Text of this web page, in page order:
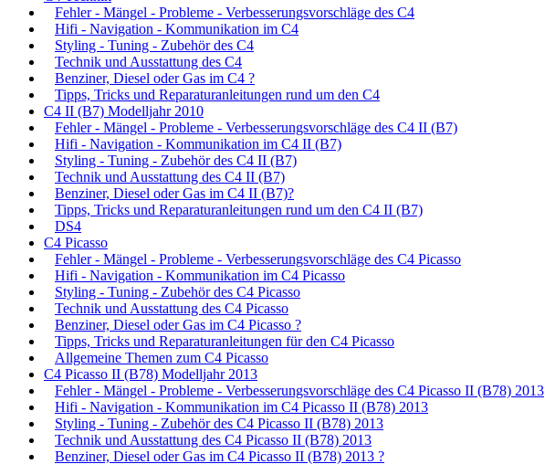
Fehler - Mängel - Probleme - Verbesserungsvorschläge des C4
Hifi - Navigation - Kommunikation im C4
Styling - Tuning - Zubehör des C4
Technik und Ausstattung des C4
Benziner, Diesel oder Gas im C4 ?
Tipps, Tricks und Reparaturanleitungen rund um den C4
C4 II (B7) Modelljahr 2010
Fehler - Mängel - Probleme - Verbesserungsvorschläge des C4 II (B7)
Hifi - Navigation - Kommunikation im C4 II (B7)
Styling - Tuning - Zubehör des C4 II (B7)
Technik und Ausstattung des C4 II (B7)
Benziner, Diesel oder Gas im C4 II (B7)?
Tipps, Tricks und Reparaturanleitungen rund um den C4 II (B7)
DS4
C4 Picasso
Fehler - Mängel - Probleme - Verbesserungsvorschläge des C4 Picasso
Hifi - Navigation - Kommunikation im C4 Picasso
Styling - Tuning - Zubehör des C4 Picasso
Technik und Ausstattung des C4 Picasso
Benziner, Diesel oder Gas im C4 Picasso ?
Tipps, Tricks und Reparaturanleitungen für den C4 Picasso
Allgemeine Themen zum C4 Picasso
C4 Picasso II (B78) Modelljahr 2013
Fehler - Mängel - Probleme - Verbesserungsvorschläge des C4 Picasso II (B78) 2013
Hifi - Navigation - Kommunikation im C4 Picasso II (B78) 2013
Styling - Tuning - Zubehör des C4 Picasso II (B78) 2013
Technik und Ausstattung des C4 Picasso II (B78) 2013
Benziner, Diesel oder Gas im C4 Picasso II (B78) 2013 ?